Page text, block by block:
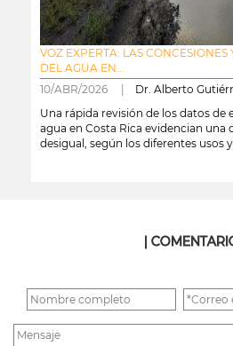
VOZ EXPERTA: LAS
DEL AGUA EN...
10/ABR/2026 | Dr. Alberto
Una rápida revisión de los datos de
agua en Costa Rica evidencian
desigual, según los diferentes usos
|